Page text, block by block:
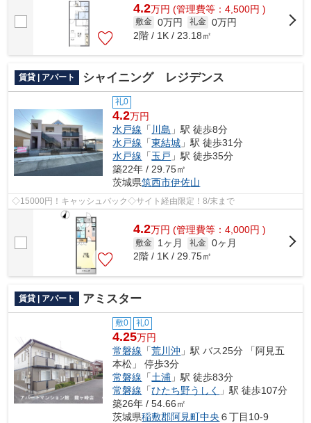
4.2万円 (管理費等：4,500円 )
敷金 0万円 礼金 0万円
2階 / 1K / 23.18㎡
賃貸 | アパート シャイニング レジデンス
礼0
4.2万円
水戸線 「 川島 」駅 徒歩8分
水戸線 「東結城 」駅 徒歩31分
水戸線 「玉戸 」駅 徒歩35分
築22年 / 29.75㎡
茨城県筑西市伊佐山
◇15000円！キャッシュバック◇サイト経由限定！8/末まで
4.2万円 (管理費等：4,000円 )
敷金 1ヶ月 礼金 0ヶ月
2階 / 1K / 29.75㎡
賃貸 | アパート アミスター
敷0 礼0
4.25万円
常磐線 「荒川沖 」駅 バス25分 「阿見五
本松」 停歩3分
常磐線 「土浦 」駅 徒歩83分
常磐線 「ひたち野うしく
」駅 徒歩107分
築26年 / 54.66㎡
茨城県稲敷郡阿見町中央 ６丁目10-9